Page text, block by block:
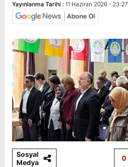
Yayınlanma Tarihi : 11 Haziran 2026 - 23:27
Sosyal
Medya
0